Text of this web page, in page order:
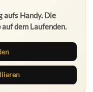
aufs Handy. Die
dem Laufenden.